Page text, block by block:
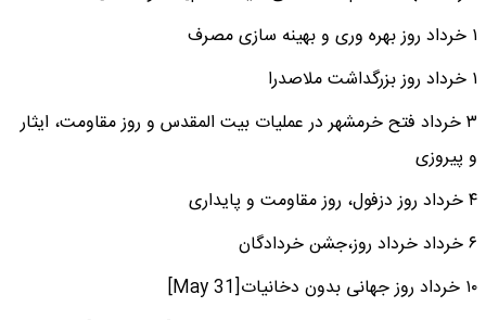
۱ خرداد روز بهره وری و بهینه سازی مصرف
۱ خرداد روز بزرگداشت ملاصدرا
۳ خرداد فتح خرمشهر در عملیات بیت المقدس و روز مقاومت، ایثار
و پیروزی
۴ خرداد روز دزفول، روز مقاومت و پایداری
۶ خرداد خرداد روز،جشن خردادگان
۱۰ خرداد روز جهانی بدون دخانیات[31 May]